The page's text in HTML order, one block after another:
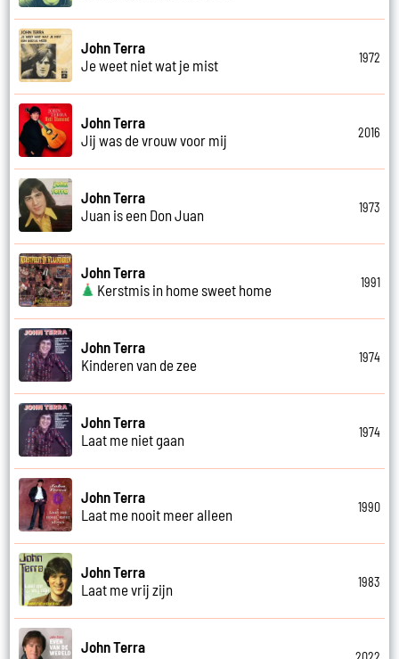
John Terra
Je weet niet wat je mist
1972
John Terra
Jij was de vrouw voor mij
2016
John Terra
Juan is een Don Juan
1973
John Terra
Kerstmis in home sweet home
1991
John Terra
Kinderen van de zee
1974
John Terra
Laat me niet gaan
1974
John Terra
Laat me nooit meer alleen
1990
John Terra
Laat me vrij zijn
1983
John Terra